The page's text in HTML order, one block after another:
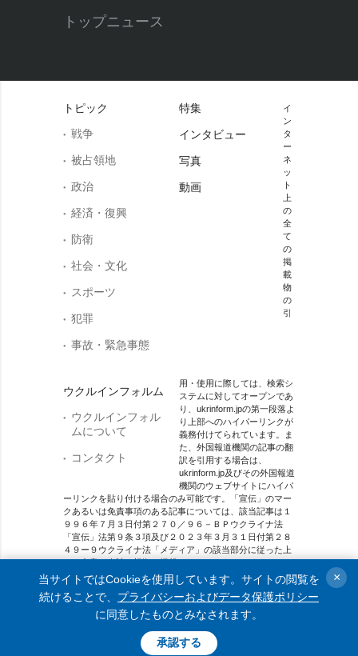
トップニュース
トピック
戦争
被占領地
政治
経済・復興
防衛
社会・文化
スポーツ
犯罪
事故・緊急事態
ウクルインフォルム
ウクルインフォル
ムについて
コンタクト
特集
インタビュー
写真
動画
イ
ン
タ
ー
ネ
ッ
ト
上
の
全
て
の
掲
載
物
の
引
用・使用に際しては、検索シ
ステムに対してオープンであ
り、ukrinform.jpの第一段落よ
り上部へのハイパーリンクが
義務付けてられています。ま
た、外国報道機関の記事の翻
訳を引用する場合は、
ukrinform.jp及びその外国報道
機関のウェブサイトにハイパ
ーリンクを貼り付ける場合のみ可能です。「宣伝」のマー
クあるいは免責事項のある記事については、該当記事は１
９９６年７月３日付第２７０／９６－ＢＰウクライナ法
「宣伝」法第９条３項及び２０２３年３月３１日付第２８
４９ー９ウクライナ法「メディア」の該当部分に従った上
で、合意／会計を根拠に掲載されています。
オンラインメディア主体 メディア識別番号：R40-01421.
© 2015-2026 Ukrinform. All rights reserved.
当サイトではCookieを使用しています。サイトの閲覧を
続けることで、 プライバシーおよびデータ保護ポリシー
に同意したものとみなされます。
承認する
×